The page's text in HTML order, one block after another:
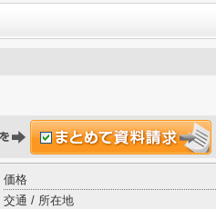
価格
交通 / 所在地